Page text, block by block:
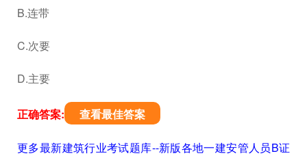
B.连带
C.次要
D.主要
正确答案: 查看最佳答案
更多最新建筑行业考试题库--新版各地一建安管人员B证